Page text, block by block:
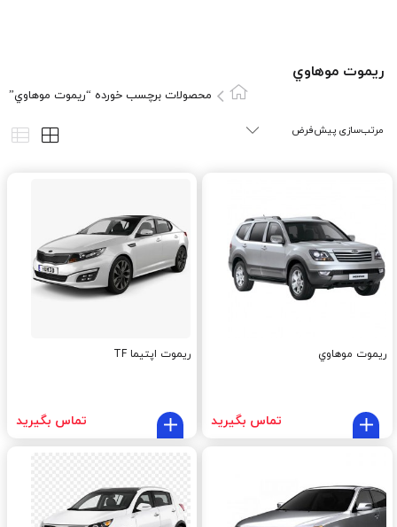
ريموت موهاوي
محصولات برچسب خورده “ريموت موهاوي”
ريموت موهاوي
تماس بگیرید
ریموت اپتیما TF
تماس بگیرید